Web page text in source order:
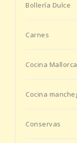
Bollería Dulce
Carnes
Cocina Mallorca
Cocina
Conservas